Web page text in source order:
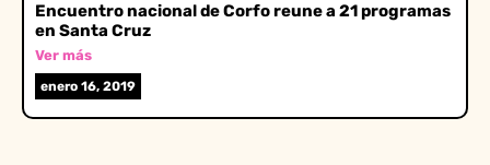
Encuentro nacional de Corfo reune a 21 programas
en Santa Cruz
Ver más
enero 16, 2019